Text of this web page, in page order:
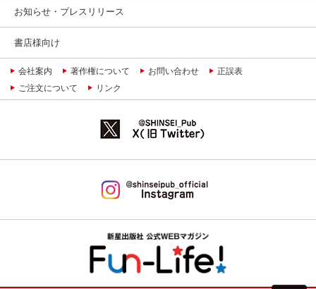
お知らせ・プレスリリース
書店様向け
会社案内 著作権について お問い合わせ
正誤表
ご注文について
リンク